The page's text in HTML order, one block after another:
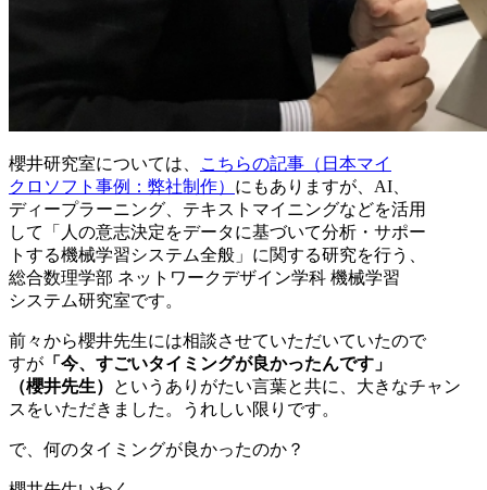
櫻井研究室については、
こちらの記事（日本マイ
クロソフト事例：弊社制作） にもありますが、AI、
ディープラーニング、テキストマイニングなどを活用
して「人の意志決定をデータに基づいて分析・サポー
トする機械学習システム全般」に関する研究を行う、
総合数理学部 ネットワークデザイン学科 機械学習
システム研究室です。
前々から櫻井先生には相談させていただいていたので
すが 「今、すごいタイミングが良かったんです」
（櫻井先生）
というありがたい言葉と共に、大きなチャン
スをいただきました。うれしい限りです。
で、何のタイミングが良かったのか？